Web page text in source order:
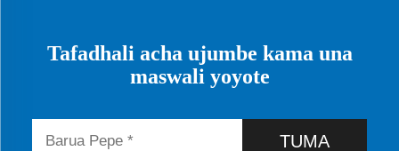
Tafadhali acha ujumbe kama una
maswali yoyote
TUMA